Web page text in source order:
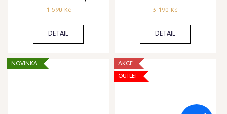
1 590 Kč
DETAIL
3 190 Kč
DETAIL
NOVINKA
AKCE
OUTLET